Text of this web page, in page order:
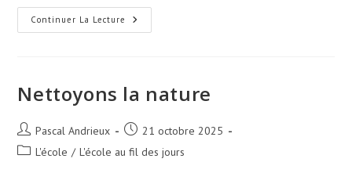
Continuer La Lecture Matinée
« Classe
Des
MS
Nettoyons la nature
Auteur/autrice
de
Pascal Andrieux
Publication
publiée :
21 octobre 2025
PostL'école / L'école au fil des jours